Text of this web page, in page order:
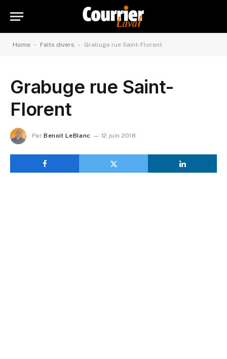
Home - Faits divers - Grabuge rue Saint-Florent
Grabuge rue Saint-
Florent
Par Benoit LeBlanc 12 juin 2018